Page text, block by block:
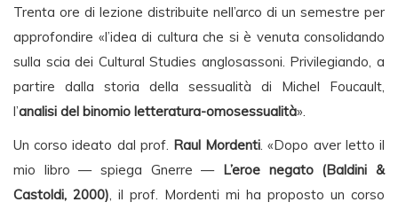
Trenta ore di lezione distribuite nell’arco di un semestre per
approfondire «l’idea di cultura che si è venuta consolidando
sulla scia dei Cultural Studies anglosassoni. Privilegiando, a
partire dalla storia della sessualità di Michel Foucault,
l’analisi del binomio letteratura-omosessualità».
Un corso ideato dal prof. Raul Mordenti. «Dopo aver letto il
mio libro — spiega Gnerre — L’eroe negato (Baldini &
Castoldi, 2000), il prof. Mordenti mi ha proposto un corso